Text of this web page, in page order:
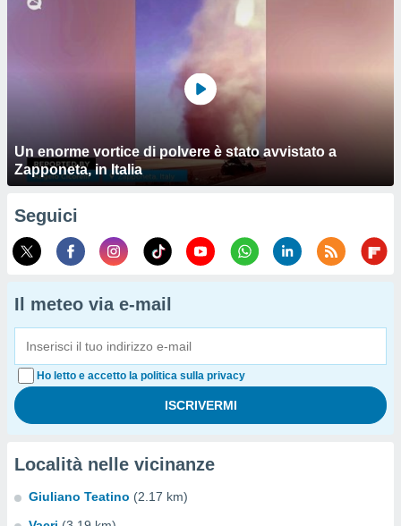
Un enorme vortice di polvere è stato avvistato a
Zapponeta, in Italia
Seguici
Il meteo via e-mail
Ho letto e accetto la politica sulla privacy
Località nelle vicinanze
Giuliano Teatino (2.17 km)